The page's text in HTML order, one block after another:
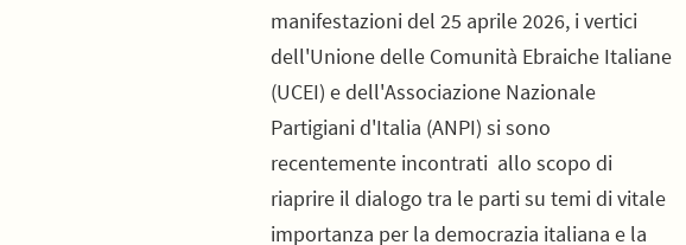
manifestazioni del 25 aprile 2026, i vertici
dell'Unione delle Comunità Ebraiche Italiane
(UCEI) e dell'Associazione Nazionale
Partigiani d'Italia (ANPI) si sono
recentemente incontrati allo scopo di
riaprire il dialogo tra le parti su temi di vitale
importanza per la democrazia italiana e la